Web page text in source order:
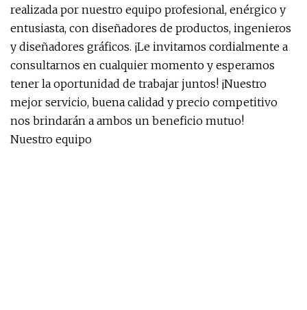
realizada por nuestro equipo profesional, enérgico y
entusiasta, con diseñadores de productos, ingenieros
y diseñadores gráficos. ¡Le invitamos cordialmente a
consultarnos en cualquier momento y esperamos
tener la oportunidad de trabajar juntos! ¡Nuestro
mejor servicio, buena calidad y precio competitivo
nos brindarán a ambos un beneficio mutuo!
Nuestro equipo